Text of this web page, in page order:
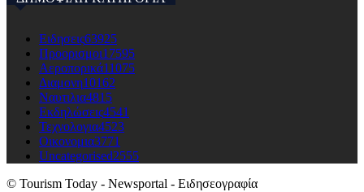
Ειδησεις63925
Προορισμοι17595
Αεροπορικά11075
Διαμονη10162
Ναυτιλια4815
Εκδηλώσεις4541
Τεχνολογια4523
Οικονομια3771
Uncategorised2555
© Tourism Today - Newsportal - Ειδησεογραφία